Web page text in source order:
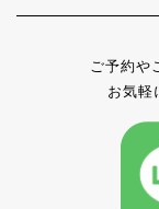
ご予約や
お気軽